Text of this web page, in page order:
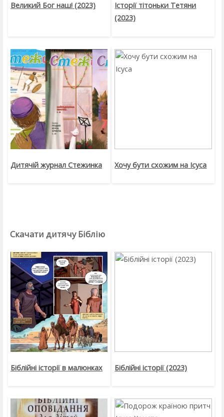
Великий Бог наш! (2023)
Історії тітоньки Тетяни
(2023)
Дитячій журнал Стежинка Хочу бути схожим на Ісуса
Скачати дитячу Біблію
Біблійні історії в малюнках Біблійні історії (2023)